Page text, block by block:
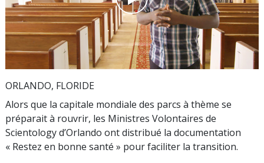
Play
Video
ORLANDO, FLORIDE
Alors que la capitale mondiale des parcs à thème se
préparait à rouvrir, les Ministres Volontaires de
Scientology d’Orlando ont distribué la documentation
« Restez en bonne santé » pour faciliter la transition.